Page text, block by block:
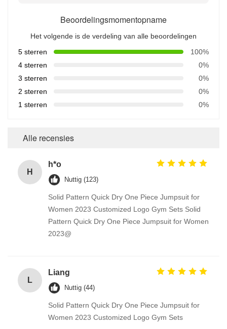
Beoordelingsmomentopname
Het volgende is de verdeling van alle beoordelingen
5 sterren
100%
4 sterren
0%
3 sterren
0%
2 sterren
0%
1 sterren
0%
Alle recensies
H
h*o
Nuttig (123)
Solid Pattern Quick Dry One Piece Jumpsuit for
Women 2023 Customized Logo Gym Sets Solid
Pattern Quick Dry One Piece Jumpsuit for Women
2023@
L
Liang
Nuttig (44)
Solid Pattern Quick Dry One Piece Jumpsuit for
Women 2023 Customized Logo Gym Sets